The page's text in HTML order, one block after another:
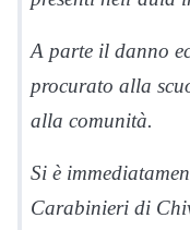
A parte il danno
procurato alla
alla comunità.
Si è
Carabinieri di